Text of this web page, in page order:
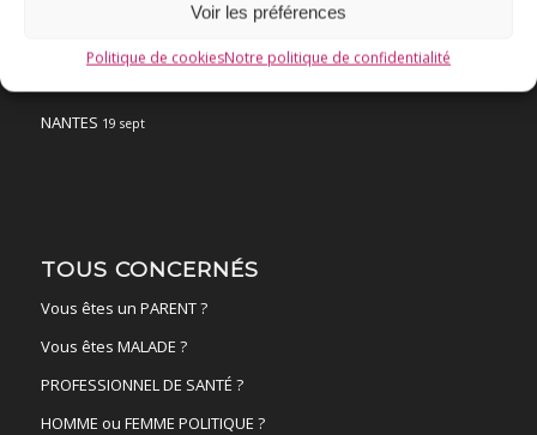
Voir les préférences
Politique de cookiesNotre politique de confidentialité
ACTUALITÉS
NANTES 19 sept
TOUS CONCERNÉS
Vous êtes un PARENT ?
Vous êtes MALADE ?
PROFESSIONNEL DE SANTÉ ?
HOMME ou FEMME POLITIQUE ?